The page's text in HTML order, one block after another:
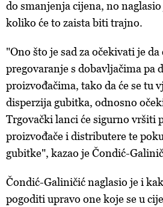
do smanjenja cijena, no
koliko će to zaista biti trajno.
"Ono što je sad za očekivati je da
pregovaranje s dobavljačima pa
proizvođačima, tako da će se tu
disperzija gubitka, odnosno
Trgovački lanci će sigurno vršiti
proizvođače i distributere te
gubitke", kazao je Čondić-
Čondić-Galiničić naglasio je i
pogoditi upravo one koje se u